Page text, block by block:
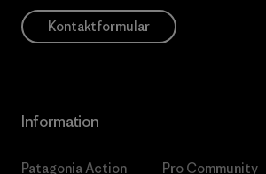
Kontaktformular
Information
Patagonia Action
Pro Community